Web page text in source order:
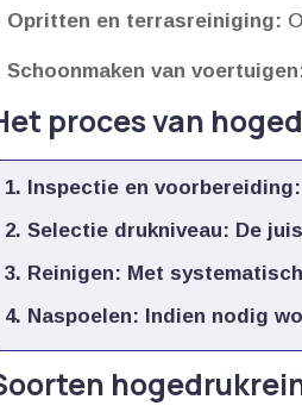
Opritten en terrasreiniging:
Schoonmaken van
proces van
Inspectie en voorbereiding:
Selectie drukniveau: De
Reinigen: Met
Naspoelen: Indien nodig